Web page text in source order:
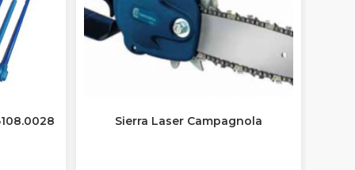
Sierra Laser Campagnola